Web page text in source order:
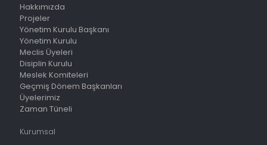
Hakkımızda
Projeler
Yönetim Kurulu Başkanı
Yönetim Kurulu
Meclis Üyeleri
Disiplin Kurulu
Meslek Komiteleri
Geçmiş Dönem Başkanları
Üyelerimiz
Zaman Tüneli
Kurumsal